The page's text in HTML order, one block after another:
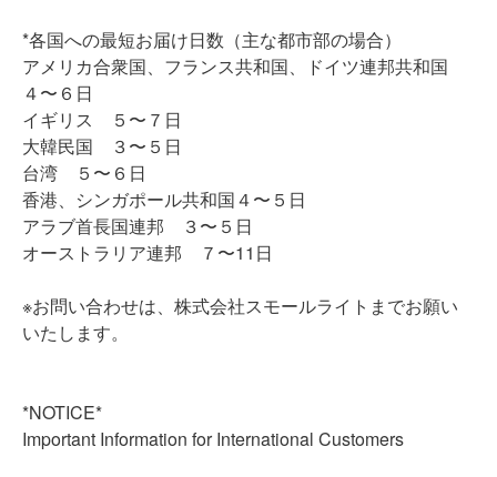
*各国への最短お届け日数（主な都市部の場合）
アメリカ合衆国、フランス共和国、ドイツ連邦共和国
４〜６日
イギリス ５〜７日
大韓民国 ３〜５日
台湾 ５〜６日
香港、シンガポール共和国４〜５日
アラブ首長国連邦 ３〜５日
オーストラリア連邦 ７〜11日
※お問い合わせは、株式会社スモールライトまでお願い
いたします。
*NOTICE*
Important Information for International Customers